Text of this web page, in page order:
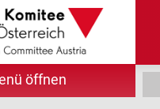
öffnen